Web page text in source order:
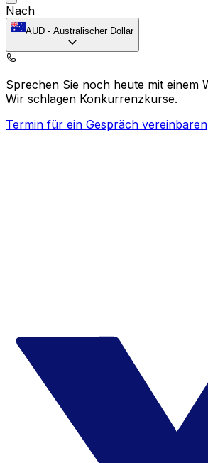
Nach
AUD - Australischer Dollar
Sprechen Sie noch heute mit einem
Wir schlagen Konkurrenzkurse.
Termin für ein Gespräch vereinbaren